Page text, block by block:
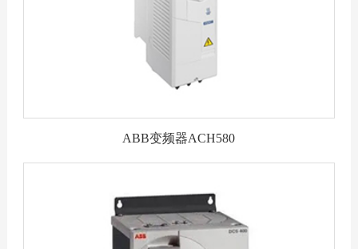
ABB变频器ACH580